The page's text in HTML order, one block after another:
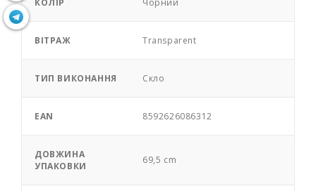
ВІТРАЖ Transparent
ТИП ВИКОНАННЯ Скло
EAN 8592626086312
ДОВЖИНА
УПАКОВКИ
69,5 cm